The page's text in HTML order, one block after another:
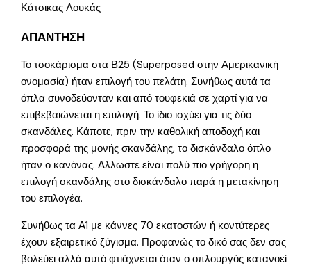
Κάτσικας Λουκάς
ΑΠΑΝΤΗΣΗ
Το τσοκάρισμα στα Β25 (Superposed στην Αμερικανική
ονομασία) ήταν επιλογή του πελάτη. Συνήθως αυτά τα
όπλα συνοδεύονταν και από τουφεκιά σε χαρτί για να
επιβεβαιώνεται η επιλογή. Το ίδιο ισχύει για τις δύο
σκανδάλες. Κάποτε, πριν την καθολική αποδοχή και
προσφορά της μονής σκανδάλης, το δισκάνδαλο όπλο
ήταν ο κανόνας. Αλλωστε είναι πολύ πιο γρήγορη η
επιλογή σκανδάλης στο δισκάνδαλο παρά η μετακίνηση
του επιλογέα.
Συνήθως τα Α1 με κάννες 70 εκατοστών ή κοντύτερες
έχουν εξαιρετικό ζύγισμα. Προφανώς το δικό σας δεν σας
βολεύει αλλά αυτό φτιάχνεται όταν ο οπλουργός κατανοεί